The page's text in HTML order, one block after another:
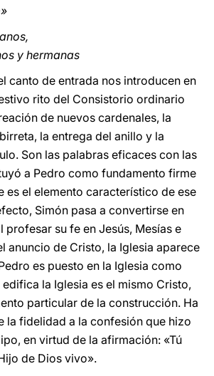
y hermanas
canto de entrada nos introducen en
rito del Consistorio ordinario
de nuevos cardenales, la
la entrega del anillo y la
Son las palabras eficaces con las
a Pedro como fundamento firme
es el elemento característico de ese
Simón pasa a convertirse en
su fe en Jesús, Mesías e
anuncio de Cristo, la Iglesia aparece
es puesto en la Iglesia como
la Iglesia es el mismo Cristo,
particular de la construcción. Ha
la fidelidad a la confesión que hizo
en virtud de la afirmación: «Tú
de Dios vivo».